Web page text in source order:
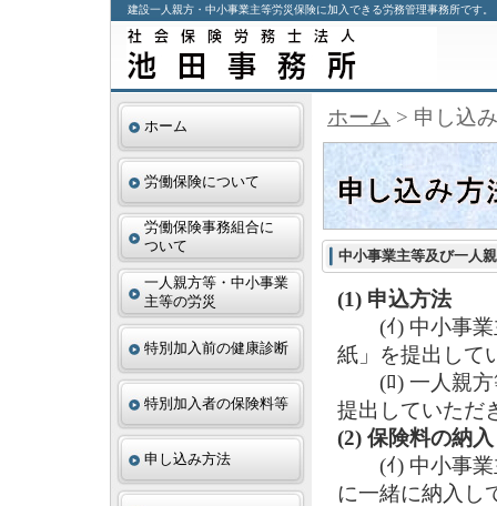
建設一人親方・中小事業主等労災保険に加入できる労務管理事務所です。
ホーム
労働保険について
労働保険事務組合に
ついて
一人親方等・中小事業
主等の労災
特別加入前の健康診断
特別加入者の保険料等
申し込み方法
ホーム > 申し込
中小事業主等及び一人
(1) 申込方法
(ｲ) 中小事業
紙」を提出して
(ﾛ) 一人親方
提出していただ
(2) 保険料の納入
(ｲ) 中小事業
に一緒に納入し